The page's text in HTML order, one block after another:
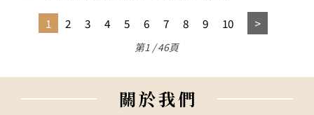
1 2 3 4 5 6 7 8 9 10
第1 / 46頁
關於我們